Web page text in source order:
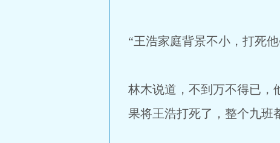
“王浩家庭背景不小，打死
林木说道，不到万不得已，
果将王浩打死了，整个九班